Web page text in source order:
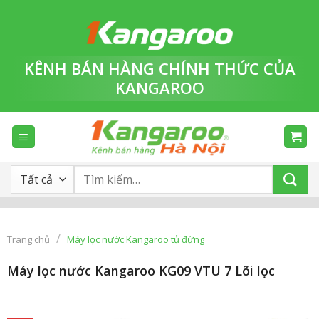
dungKÊNH BÁN HÀNG CHÍNH THỨC CỦA
KANGAROO
Tìm
Trang chủ / Máy lọc nước Kangaroo tủ đứng
Máy lọc nước Kangaroo KG09 VTU 7 Lõi lọc